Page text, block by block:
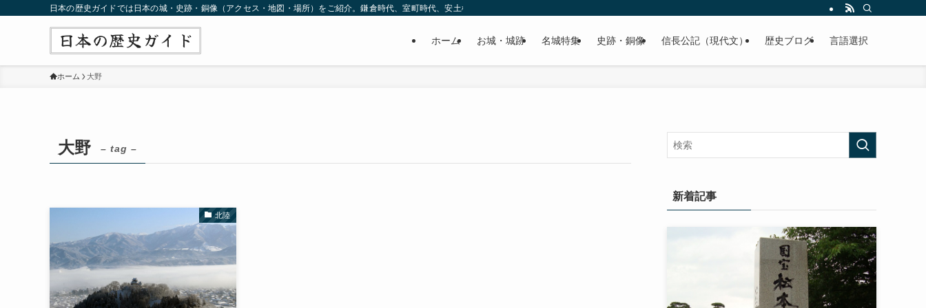
日本の歴史ガイドでは日本の城・史跡・銅像（アクセス・地図・場所）をご紹介。鎌倉時代、室町時代、安土桃山時代（戦国時代）、江戸時代と幅広くご紹介致します。
ホーム お城・城跡 名城特集 史跡・銅像 信長公記（現代文） 歴史ブログ 言語選択
ホーム 大野
大野 – tag –
北陸
新着記事